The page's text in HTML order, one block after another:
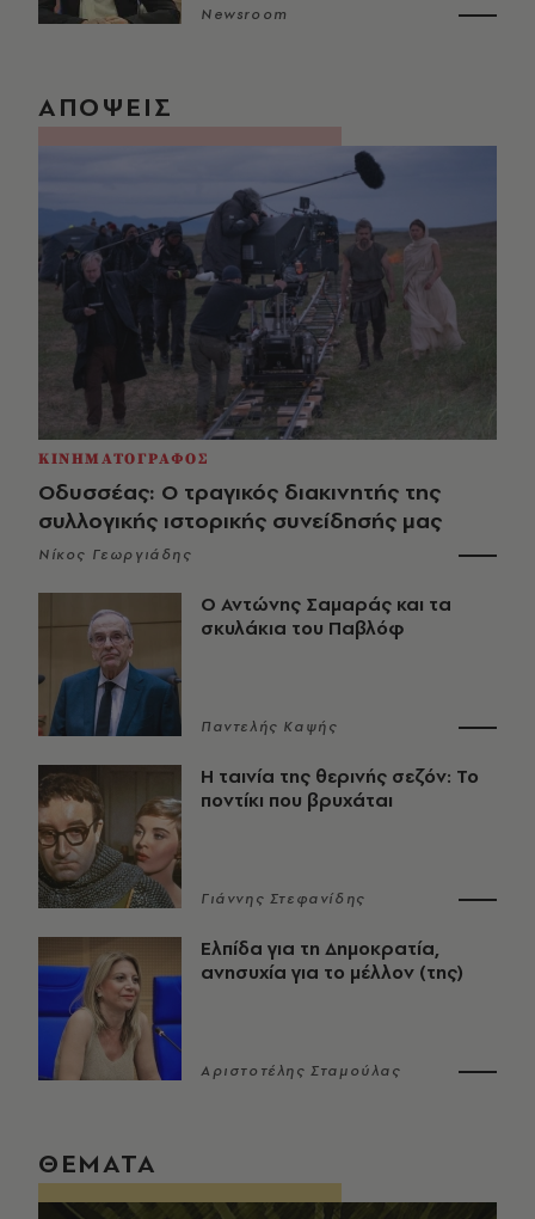
Newsroom
ΑΠΟΨΕΙΣ
ΚΙΝΗΜΑΤΟΓΡΑΦΟΣ
Οδυσσέας: Ο τραγικός διακινητής της
συλλογικής ιστορικής συνείδησής μας
Νίκος Γεωργιάδης
Ο Αντώνης Σαμαράς και τα
σκυλάκια του Παβλόφ
Παντελής Καψής
Η ταινία της θερινής σεζόν: Το
ποντίκι που βρυχάται
Γιάννης Στεφανίδης
Ελπίδα για τη Δημοκρατία,
ανησυχία για το μέλλον (της)
Αριστοτέλης Σταμούλας
ΘΕΜΑΤΑ